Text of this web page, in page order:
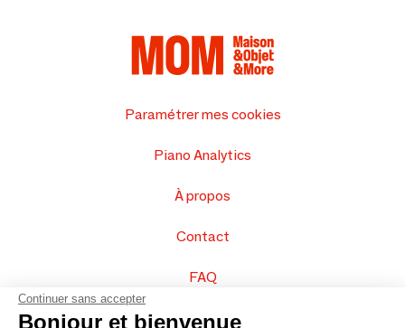
Paramétrer mes cookies
Piano Analytics
À propos
Contact
FAQ
Vendez vos produits
Continuer sans accepter
Bonjour et bienvenue